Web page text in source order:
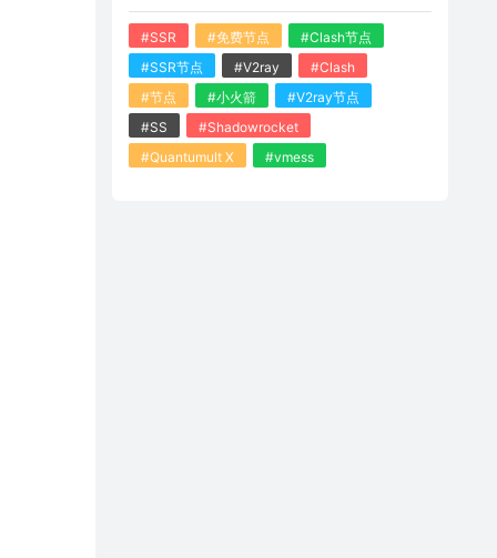
#SSR #免费节点
#Clash节点
#SSR节点
#V2ray
#Clash
#节点
#小火箭
#V2ray节点
#SS
#Shadowrocket
#Quantumult X
#vmess